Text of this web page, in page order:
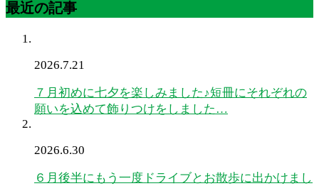
最近の記事
2026.7.21
７月初めに七夕を楽しみました♪短冊にそれぞれの
願いを込めて飾りつけをしました…
2026.6.30
６月後半にもう一度ドライブとお散歩に出かけまし